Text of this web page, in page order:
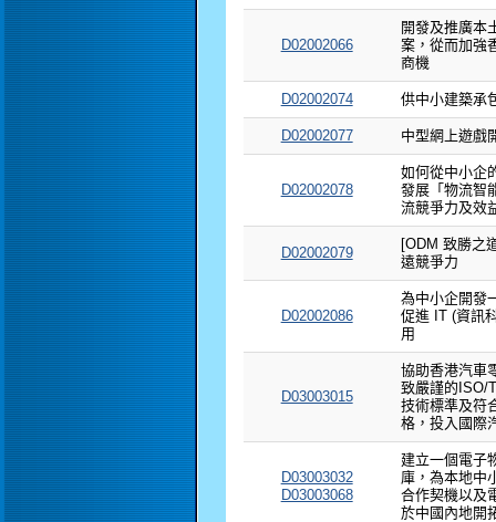
D02002066
開發及推廣本
案，從而加強
商機
D02002074 供中小建築承
D02002077 中型網上遊戲
D02002078
如何從中小企
發展「物流智
流競爭力及效
D02002079
[ODM 致勝之
遠競爭力
D02002086
為中小企開發
促進 IT (資訊
用
D03003015
協助香港汽車
致嚴謹的ISO/
技術標準及符
格，投入國際
D03003032
D03003068
建立一個電子
庫，為本地中
合作契機以及
於中國內地開